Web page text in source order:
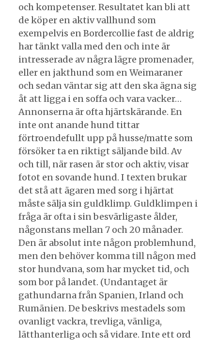
och kompetenser. Resultatet kan bli att
de köper en aktiv vallhund som
exempelvis en Bordercollie fast de aldrig
har tänkt valla med den och inte är
intresserade av några lägre promenader,
eller en jakthund som en Weimaraner
och sedan väntar sig att den ska ägna sig
åt att ligga i en soffa och vara vacker…
Annonserna är ofta hjärtskärande. En
inte ont anande hund tittar
förtroendefullt upp på husse/matte som
försöker ta en riktigt säljande bild. Av
och till, när rasen är stor och aktiv, visar
fotot en sovande hund. I texten brukar
det stå att ägaren med sorg i hjärtat
måste sälja sin guldklimp. Guldklimpen i
fråga är ofta i sin besvärligaste ålder,
någonstans mellan 7 och 20 månader.
Den är absolut inte någon problemhund,
men den behöver komma till någon med
stor hundvana, som har mycket tid, och
som bor på landet. (Undantaget är
gathundarna från Spanien, Irland och
Rumänien. De beskrivs mestadels som
ovanligt vackra, trevliga, vänliga,
lätthanterliga och så vidare. Inte ett ord